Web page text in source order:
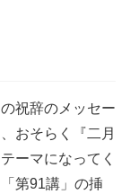
祝辞のメッセー
おそらく『二月
ーマになってく
第91講」の挿